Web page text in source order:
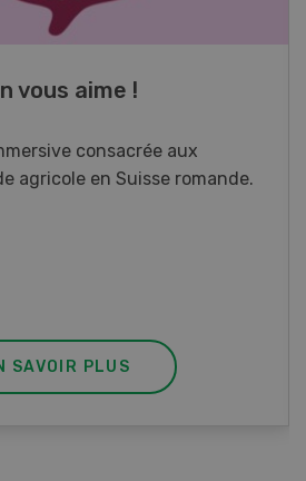
Aquaculture
ou songez à le faire?
du savoir nécessaire. Si
SAVOIR PLUS